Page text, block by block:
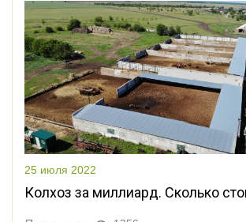
25 июля 2022
Колхоз за миллиард. Сколько